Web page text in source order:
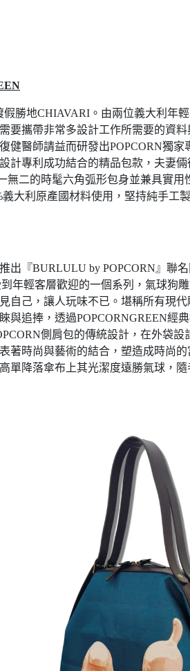
勝地CHIAVARI。由兩位義大利年
要攜帶非常多設計工作所需要的資
健醫師請益而研發出POPCORN獨
計專利成功結合的精品包款，夫妻
無二的時髦六角弧形包身並兼具實
大利原產國材料使用，堅持純手
出『BURLULU by POPCORN』聯
年輕客層歡迎的一個系列，氣球
自己，讓人玩味不已。堪稱所有現
與追捧，透過POPCORNGREEN
側肩包的傳統設計，在外袋
著時尚與藝術的結合，塑造成時尚
單降落傘布上其光潔度遠勝氣球，